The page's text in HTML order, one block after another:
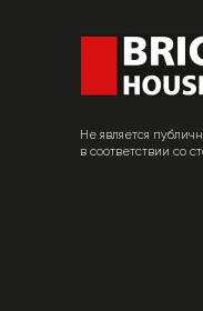
Не является
в соответствии со